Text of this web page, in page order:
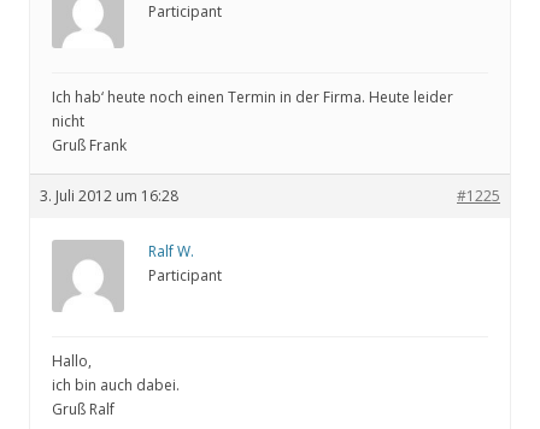
Participant
Ich hab‘ heute noch einen Termin in der Firma. Heute leider
nicht
Gruß Frank
3. Juli 2012 um 16:28 #1225
Ralf W.
Participant
Hallo,
ich bin auch dabei.
Gruß Ralf